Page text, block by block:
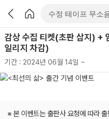
감상 수집 티켓(초판 삽지) +
일리지 차감)
기간 : 2024년 06월 14일 ~
※ 본 이벤트는 출판사 요청에 따라